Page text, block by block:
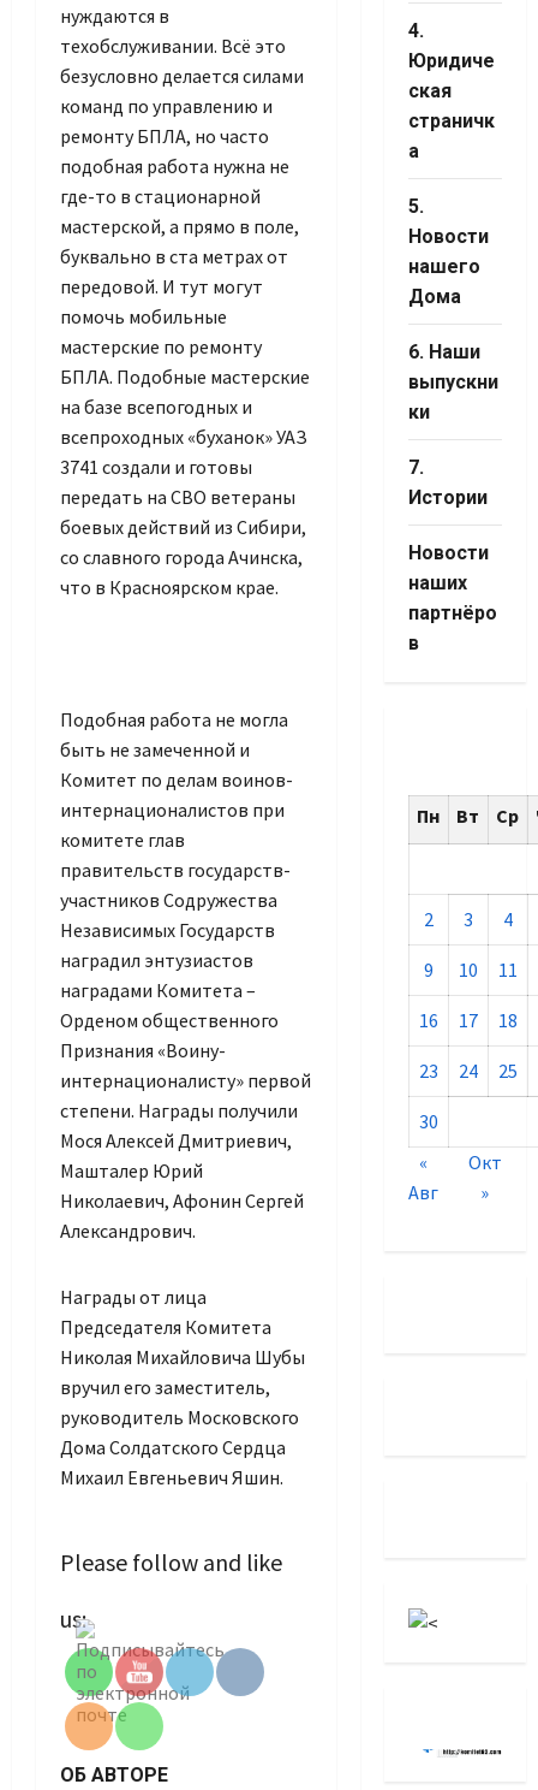
нуждаются в
техобслуживании. Всё это
безусловно делается силами
команд по управлению и
ремонту БПЛА, но часто
подобная работа нужна не
где-то в стационарной
мастерской, а прямо в поле,
буквально в ста метрах от
передовой. И тут могут
помочь мобильные
мастерские по ремонту
БПЛА. Подобные мастерские
на базе всепогодных и
всепроходных «буханок» УАЗ
3741 создали и готовы
передать на СВО ветераны
боевых действий из Сибири,
со славного города Ачинска,
что в Красноярском крае.
Подобная работа не могла
быть не замеченной и
Комитет по делам воинов-
интернационалистов при
комитете глав
правительств государств-
участников Содружества
Независимых Государств
наградил энтузиастов
наградами Комитета –
Орденом общественного
Признания «Воину-
интернационалисту» первой
степени. Награды получили
Мося Алексей Дмитриевич,
Машталер Юрий
Николаевич, Афонин Сергей
Александрович.
Награды от лица
Председателя Комитета
Николая Михайловича Шубы
вручил его заместитель,
руководитель Московского
Дома Солдатского Сердца
Михаил Евгеньевич Яшин.
Please follow and like
us:Channel ID
ОБ АВТОРЕ
4.
Юридиче
ская
страничк
а
5.
Новости
нашего
Дома
6. Наши
выпускни
ки
7.
Истории
Новости
наших
партнёро
в
Пн Вт Ср
2 3 4
9 10 11
16 17 18
23 24 25
30
«
Авг
Окт
»